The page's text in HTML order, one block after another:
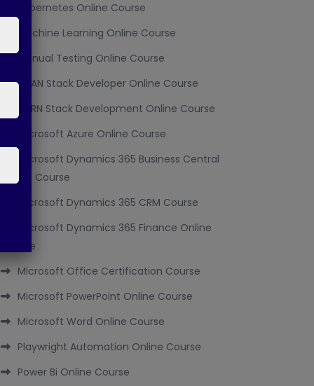
Kubernetes Online Course
Machine Learning Online Course
Manual Testing Online Course
MEAN Stack Developer Online Course
MERN Stack Development Online Course
Microsoft Azure Online Course
Microsoft Dynamics 365 Business Central
Online Course
Microsoft Dynamics 365 CRM Course
Microsoft Dynamics 365 Finance Online
Course
Microsoft Office Certification Course
Microsoft PowerPoint Online Course
Microsoft Word Online Course
Playwright Automation Online Course
Power Bi Online Course